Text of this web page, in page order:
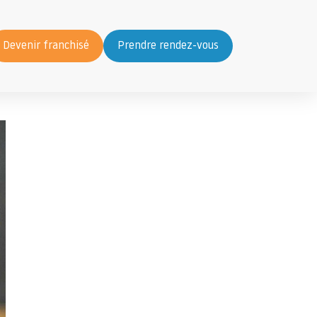
Devenir franchisé Prendre rendez-vous